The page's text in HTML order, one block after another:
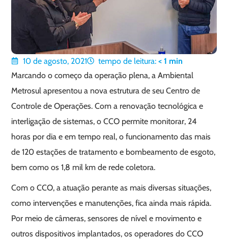
10 de agosto, 2021 tempo de leitura: < 1 min
Marcando o começo da operação plena, a Ambiental
Metrosul apresentou a nova estrutura de seu Centro de
Controle de Operações. Com a renovação tecnológica e
interligação de sistemas, o CCO permite monitorar, 24
horas por dia e em tempo real, o funcionamento das mais
de 120 estações de tratamento e bombeamento de esgoto,
bem como os 1,8 mil km de rede coletora.
Com o CCO, a atuação perante as mais diversas situações,
como intervenções e manutenções, fica ainda mais rápida.
Por meio de câmeras, sensores de nível e movimento e
outros dispositivos implantados, os operadores do CCO